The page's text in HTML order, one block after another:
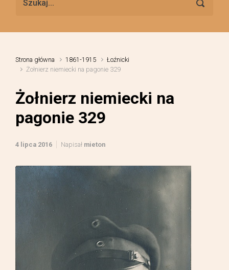
Strona główna 1861-1915
Łoźnicki
Żołnierz niemiecki na pagonie 329
Żołnierz niemiecki na
pagonie 329
4 lipca 2016 Napisał mieton